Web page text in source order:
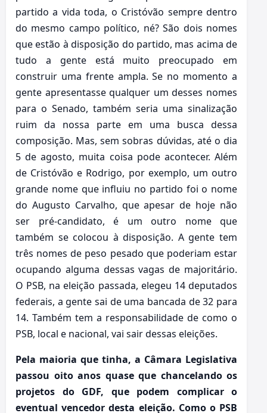
partido a vida toda, o Cristóvão sempre dentro
do mesmo campo político, né? São dois nomes
que estão à disposição do partido, mas acima de
tudo a gente está muito preocupado em
construir uma frente ampla. Se no momento a
gente apresentasse qualquer um desses nomes
para o Senado, também seria uma sinalização
ruim da nossa parte em uma busca dessa
composição. Mas, sem sobras dúvidas, até o dia
5 de agosto, muita coisa pode acontecer. Além
de Cristóvão e Rodrigo, por exemplo, um outro
grande nome que influiu no partido foi o nome
do Augusto Carvalho, que apesar de hoje não
ser pré-candidato, é um outro nome que
também se colocou à disposição. A gente tem
três nomes de peso pesado que poderiam estar
ocupando alguma dessas vagas de majoritário.
O PSB, na eleição passada, elegeu 14 deputados
federais, a gente sai de uma bancada de 32 para
14. Também tem a responsabilidade de como o
PSB, local e nacional, vai sair dessas eleições.
Pela maioria que tinha, a Câmara Legislativa
passou oito anos quase que chancelando os
projetos do GDF, que podem complicar o
eventual vencedor desta eleição. Como o PSB